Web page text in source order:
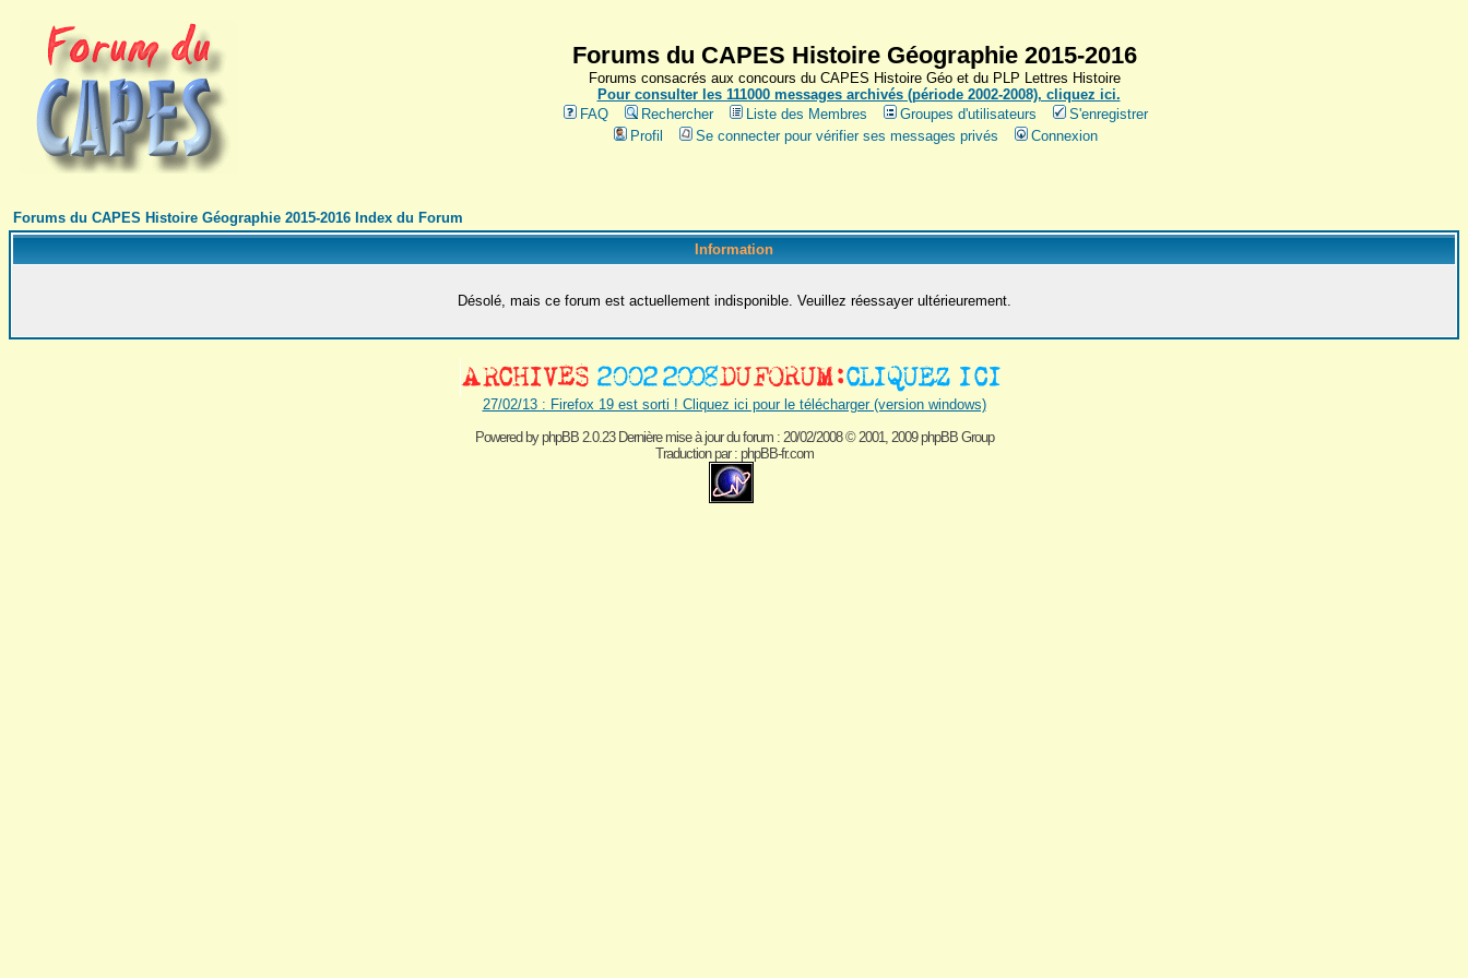
Forums du CAPES Histoire Géographie 2015-2016
Forums consacrés aux concours du CAPES Histoire Géo et du PLP Lettres Histoire
Pour consulter les 111000 messages archivés (période 2002-2008), cliquez ici.
FAQ
Rechercher Liste des Membres Groupes d'utilisateurs
S'enregistrer
Profil
Se connecter pour vérifier ses messages privés Connexion
Forums du CAPES Histoire Géographie 2015-2016 Index du Forum
Information
Désolé, mais ce forum est actuellement indisponible. Veuillez réessayer ultérieurement.
27/02/13 : Firefox 19 est sorti ! Cliquez ici pour le télécharger (version windows)
Powered byphpBB 2.0.23 Dernière mise à jour du forum : 20/02/2008© 2001, 2009 phpBB Group
Traduction par : phpBB-fr.com